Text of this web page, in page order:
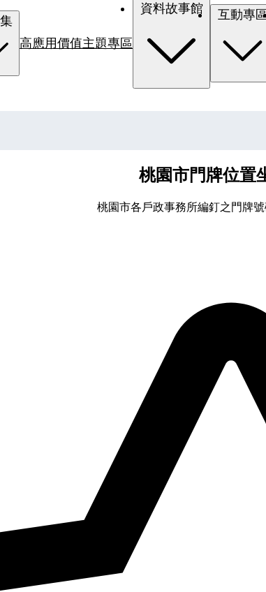
資料集
高應用價值主題專區
資料故事館
桃園市門牌位置
桃園市各戶政事務所編釘之門牌